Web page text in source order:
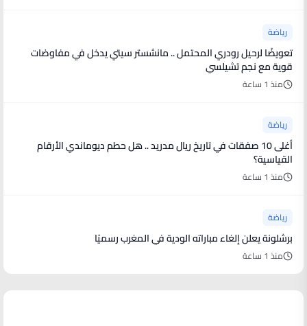
رياضة
تعويضًا لرحيل رودري المحتمل .. مانشستر سيتي يدخل في مفاوضات
قوية مع نجم تشيلسي
منذ 1 ساعة
رياضة
أغلى 10 صفقات في تاريخ ريال مدريد .. هل حطم ديوماندي الأرقام
القياسية؟
منذ 1 ساعة
رياضة
برشلونة يعلن إلغاء مباراته الودية في المغرب رسميًا
منذ 1 ساعة